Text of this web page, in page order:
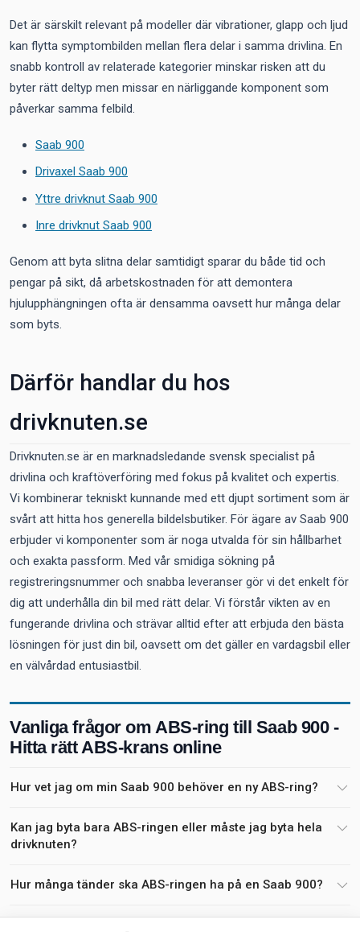
Det är särskilt relevant på modeller där vibrationer, glapp och ljud
kan flytta symptombilden mellan flera delar i samma drivlina. En
snabb kontroll av relaterade kategorier minskar risken att du
byter rätt deltyp men missar en närliggande komponent som
påverkar samma felbild.
Saab 900
Drivaxel Saab 900
Yttre drivknut Saab 900
Inre drivknut Saab 900
Genom att byta slitna delar samtidigt sparar du både tid och
pengar på sikt, då arbetskostnaden för att demontera
hjulupphängningen ofta är densamma oavsett hur många delar
som byts.
Därför handlar du hos
drivknuten.se
Drivknuten.se är en marknadsledande svensk specialist på
drivlina och kraftöverföring med fokus på kvalitet och expertis.
Vi kombinerar tekniskt kunnande med ett djupt sortiment som är
svårt att hitta hos generella bildelsbutiker. För ägare av Saab 900
erbjuder vi komponenter som är noga utvalda för sin hållbarhet
och exakta passform. Med vår smidiga sökning på
registreringsnummer och snabba leveranser gör vi det enkelt för
dig att underhålla din bil med rätt delar. Vi förstår vikten av en
fungerande drivlina och strävar alltid efter att erbjuda den bästa
lösningen för just din bil, oavsett om det gäller en vardagsbil eller
en välvårdad entusiastbil.
Vanliga frågor om ABS-ring till Saab 900 -
Hitta rätt ABS-krans online
Hur vet jag om min Saab 900 behöver en ny ABS-ring?
Kan jag byta bara ABS-ringen eller måste jag byta hela
drivknuten?
Hur många tänder ska ABS-ringen ha på en Saab 900?